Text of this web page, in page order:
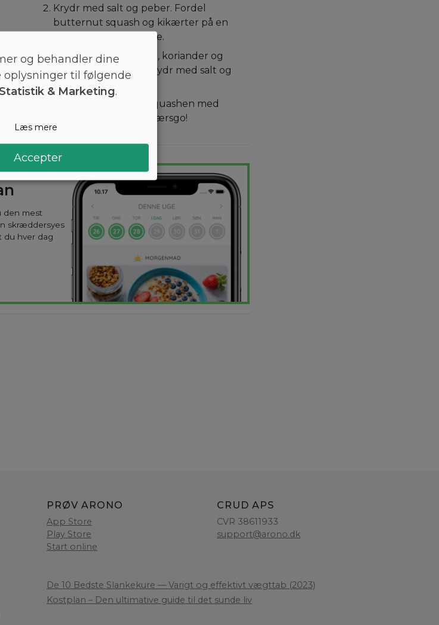
Krydr med salt og peber. Fordel
butternut squash og kikærter på en
bageplade. Bag i 1 time.
Imens, rør da yoghurt, koriander og
citronsaft sammen. Krydr med salt og
peber.
Server kikærterne i squashen med
yoghurtsauce over. Værsgo!
den mest
skræddersyes
du hver dag
PRØV ARONO
App Store
Play Store
Start online
CRUD APS
CVR 38611933
support@arono.dk
De 10 Bedste Slankekure — Varigt og effektivt vægttab (2023)
Kostplan – Den ultimative guide til det sunde liv
og behandler dine
oplysninger til følgende
Statistik & Marketing.
Læs mere
Accepter